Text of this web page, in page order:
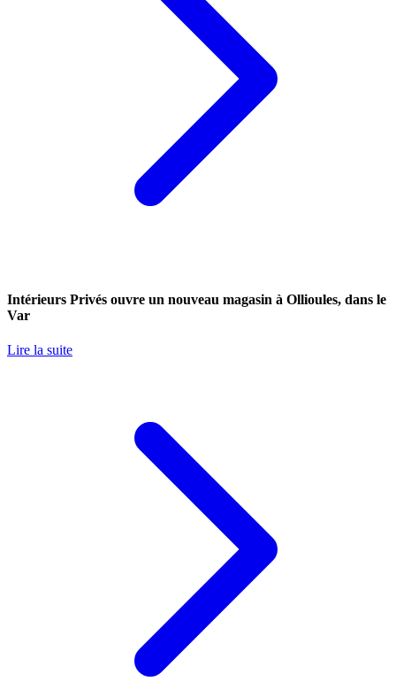
Intérieurs Privés ouvre un nouveau magasin à Ollioules, dans le
Var
Lire la suite